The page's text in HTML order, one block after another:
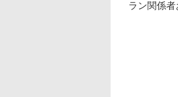
ラン関係者